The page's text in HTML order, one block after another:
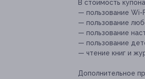
В стоимость
— пользование Wi-
— пользование
— пользование
— пользование
— чтение книг и
Дополнительное